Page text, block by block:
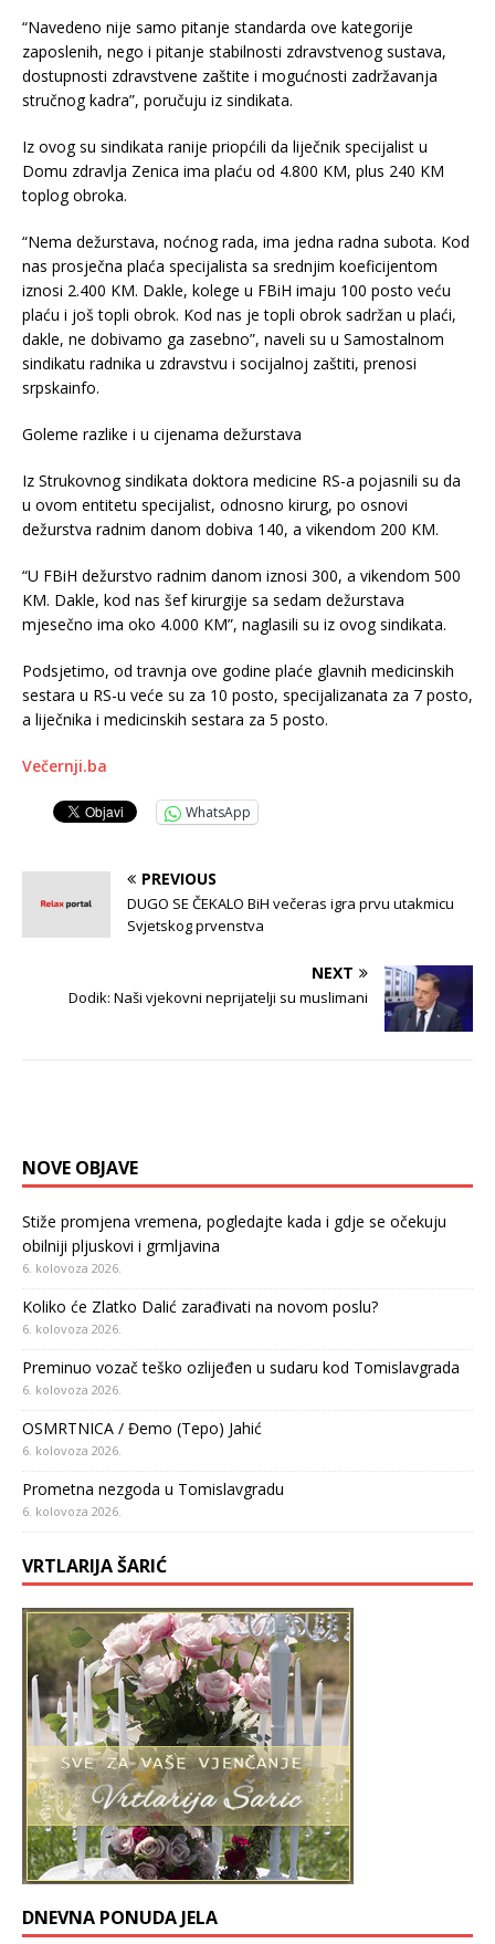
“Navedeno nije samo pitanje standarda ove kategorije
zaposlenih, nego i pitanje stabilnosti zdravstvenog sustava,
dostupnosti zdravstvene zaštite i mogućnosti zadržavanja
stručnog kadra”, poručuju iz sindikata.
Iz ovog su sindikata ranije priopćili da liječnik specijalist u
Domu zdravlja Zenica ima plaću od 4.800 KM, plus 240 KM
toplog obroka.
“Nema dežurstava, noćnog rada, ima jedna radna subota. Kod
nas prosječna plaća specijalista sa srednjim koeficijentom
iznosi 2.400 KM. Dakle, kolege u FBiH imaju 100 posto veću
plaću i još topli obrok. Kod nas je topli obrok sadržan u plaći,
dakle, ne dobivamo ga zasebno”, naveli su u Samostalnom
sindikatu radnika u zdravstvu i socijalnoj zaštiti, prenosi
srpskainfo.
Goleme razlike i u cijenama dežurstava
Iz Strukovnog sindikata doktora medicine RS-a pojasnili su da
u ovom entitetu specijalist, odnosno kirurg, po osnovi
dežurstva radnim danom dobiva 140, a vikendom 200 KM.
“U FBiH dežurstvo radnim danom iznosi 300, a vikendom 500
KM. Dakle, kod nas šef kirurgije sa sedam dežurstava
mjesečno ima oko 4.000 KM”, naglasili su iz ovog sindikata.
Podsjetimo, od travnja ove godine plaće glavnih medicinskih
sestara u RS-u veće su za 10 posto, specijalizanata za 7 posto,
a liječnika i medicinskih sestara za 5 posto.
Večernji.ba
WhatsApp
PREVIOUS
DUGO SE ČEKALO BiH večeras igra prvu utakmicu
Svjetskog prvenstva
NEXT
Dodik: Naši vjekovni neprijatelji su muslimani
NOVE OBJAVE
Stiže promjena vremena, pogledajte kada i gdje se očekuju
obilniji pljuskovi i grmljavina
6. kolovoza 2026.
Koliko će Zlatko Dalić zarađivati na novom poslu?
6. kolovoza 2026.
Preminuo vozač teško ozlijeđen u sudaru kod Tomislavgrada
6. kolovoza 2026.
OSMRTNICA / Đemo (Tepo) Jahić
6. kolovoza 2026.
Prometna nezgoda u Tomislavgradu
6. kolovoza 2026.
VRTLARIJA ŠARIĆ
DNEVNA PONUDA JELA